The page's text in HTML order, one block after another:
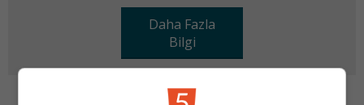
Daha Fazla
Bilgi